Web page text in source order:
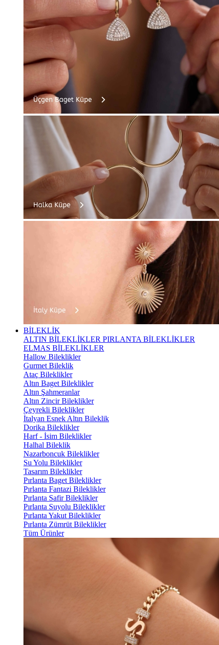
BİLEKLİK
ALTIN BİLEKLİKLER PIRLANTA BİLEKLİKLER
ELMAS BİLEKLİKLER
Hallow Bileklikler
Gurmet Bileklik
Ataç Bileklikler
Altın Baget Bileklikler
Altın Şahmeranlar
Altın Zincir Bileklikler
Çeyrekli Bileklikler
İtalyan Esnek Altın Bileklik
Dorika Bileklikler
Harf - İsim Bileklikler
Halhal Bileklik
Nazarboncuk Bileklikler
Su Yolu Bileklikler
Tasarım Bileklikler
Pırlanta Baget Bileklikler
Pırlanta Fantazi Bileklikler
Pırlanta Safir Bileklikler
Pırlanta Suyolu Bileklikler
Pırlanta Yakut Bileklikler
Pırlanta Zümrüt Bileklikler
Tüm Ürünler